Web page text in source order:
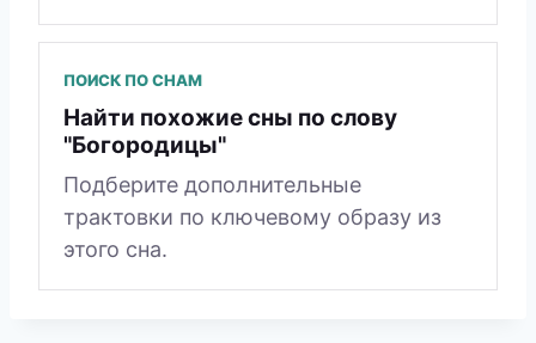
ПОИСК ПО СНАМ
Найти похожие сны по слову
"Богородицы"
Подберите дополнительные
трактовки по ключевому образу из
этого сна.